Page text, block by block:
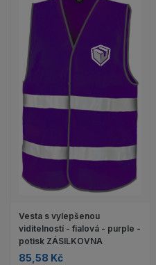
Vesta s vylepšenou
viditelností - fialová - purple -
potisk ZÁSILKOVNA
85,58 Kč